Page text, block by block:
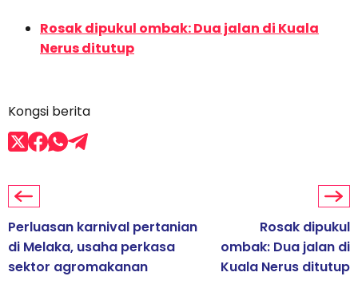
Rosak dipukul ombak: Dua jalan di Kuala
Nerus ditutup
Kongsi berita
Perluasan karnival pertanian
di Melaka, usaha perkasa
sektor agromakanan
Rosak dipukul
ombak: Dua jalan di
Kuala Nerus ditutup